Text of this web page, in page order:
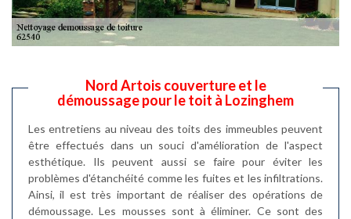
Nord Artois couverture et le
démoussage pour le toit à Lozinghem
Les entretiens au niveau des toits des immeubles peuvent
être effectués dans un souci d'amélioration de l'aspect
esthétique. Ils peuvent aussi se faire pour éviter les
problèmes d'étanchéité comme les fuites et les infiltrations.
Ainsi, il est très important de réaliser des opérations de
démoussage. Les mousses sont à éliminer. Ce sont des